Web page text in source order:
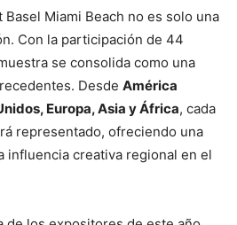
Miami Beach no es solo una
Con la participación de 44
se consolida como una
Desde América
Europa, Asia y África, cada
representado, ofreciendo una
influencia creativa regional en el